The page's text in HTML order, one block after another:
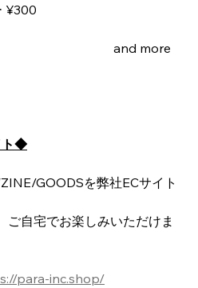
テッカー ¥300
ト◆
ZINE/GOODSを弊社ECサイト
ご自宅でお楽しみいただけま
para-inc.shop/